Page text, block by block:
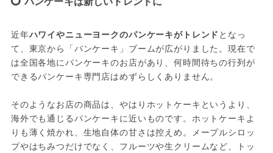
近年ハワイやニューヨークのパンケーキがトレンド となっ
て、東京から「パンケーキ」ブームが広がりました。現在で
は全国各地にパンケーキのお店があり、何時間待ちの行列が
できるパンケーキ専門店はめずらしくありません。
そのようなお店の商品は、やはりホットケーキというより、
海外でも通じるパンケーキに近いものです。ホットケーキよ
りも薄く焼かれ、生地自体の甘さは控えめ。メープルシロッ
プやはちみつだけでなく、フルーツや生クリームなど、トッ